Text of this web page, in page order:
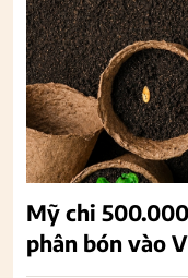
Mỹ chi
phân bón vào